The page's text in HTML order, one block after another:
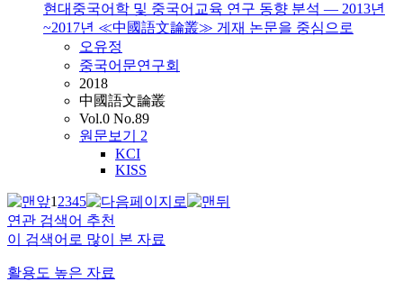
현대중국어학 및 중국어교육 연구 동향 분석 — 2013년
~2017년 ≪中國語文論叢≫ 게재 논문을 중심으로
오유정
중국어문연구회
2018
中國語文論叢
Vol.0 No.89
원문보기 2
KCI
KISS
12345
연관 검색어 추천
이 검색어로 많이 본 자료
활용도 높은 자료